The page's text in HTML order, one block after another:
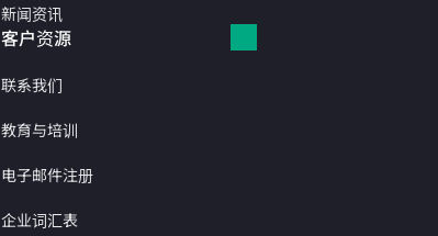
新闻资讯
客户资源
联系我们
教育与培训
电子邮件注册
企业词汇表